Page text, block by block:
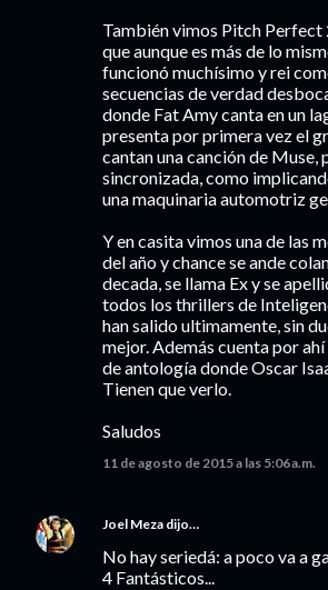
También vimos Pitch Perfect
que aunque es más de lo
funcionó muchísimo y rei
secuencias de verdad
donde Fat Amy canta en un
presenta por primera vez el
cantan una canción de
sincronizada, como
una maquinaria automotriz
Y en casita vimos una de las
del año y chance se ande
decada, se llama Ex y se
todos los thrillers de
han salido ultimamente, sin
mejor. Además cuenta por ahí
de antología donde Oscar
Tienen que verlo.
Saludos
11 de agosto de 2015 a las 5:06 a.m.
Joel Meza dijo…
No hay seriedá: a poco va a
4 Fantásticos...